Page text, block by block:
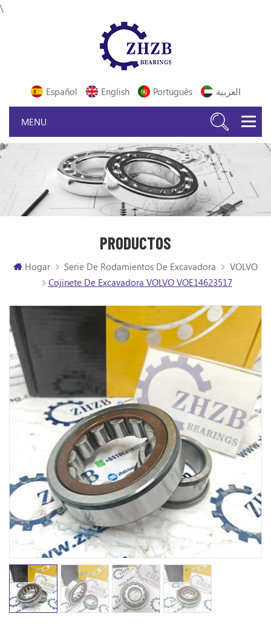
\
Español English Português العربية
PRODUCTOS
Hogar Serie De Rodamientos De Excavadora
VOLVO
Cojinete De Excavadora VOLVO VOE14623517